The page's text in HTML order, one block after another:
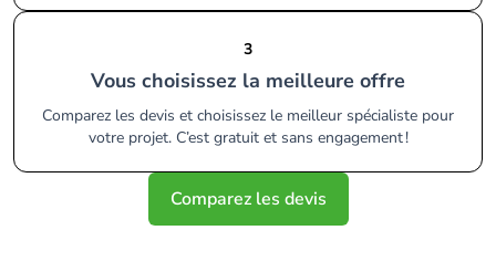
3
Vous choisissez la meilleure offre
Comparez les devis et choisissez le meilleur spécialiste pour
votre projet. C’est gratuit et sans engagement !
Comparez les devis